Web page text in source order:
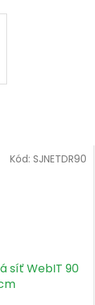
síť WebIT 90
Kód: SJNETDR90